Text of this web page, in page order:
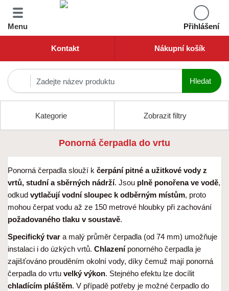
Menu Přihlášení
Kontakt Nákupní košík
Kategorie Zobrazit filtry
Ponorná čerpadla do vrtu
Ponorná čerpadla slouží k čerpání pitné a užitkové vody z
vrtů, studní a sběrných nádrží. Jsou plně ponořena ve vodě,
odkud vytlačují vodní sloupec k odběrným místům, proto
mohou čerpat vodu až ze 150 metrové hloubky při zachování
požadovaného tlaku v soustavě.
Specifický tvar a malý průměr čerpadla (od 74 mm) umožňuje
instalaci i do úzkých vrtů. Chlazeníponorného čerpadla je
zajišťováno prouděním okolní vody, díky čemuž mají ponorná
čerpadla do vrtu velký výkon. Stejného efektu lze docílit
chladícím pláštěm. V případě potřeby je možné čerpadlo do